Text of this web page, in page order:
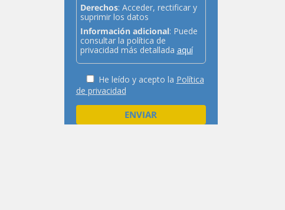
Derechos: Acceder, rectificar y
suprimir los datos
Información adicional: Puede
consultar la política de
privacidad más detallada aquí
He leído y acepto la Política
de privacidad